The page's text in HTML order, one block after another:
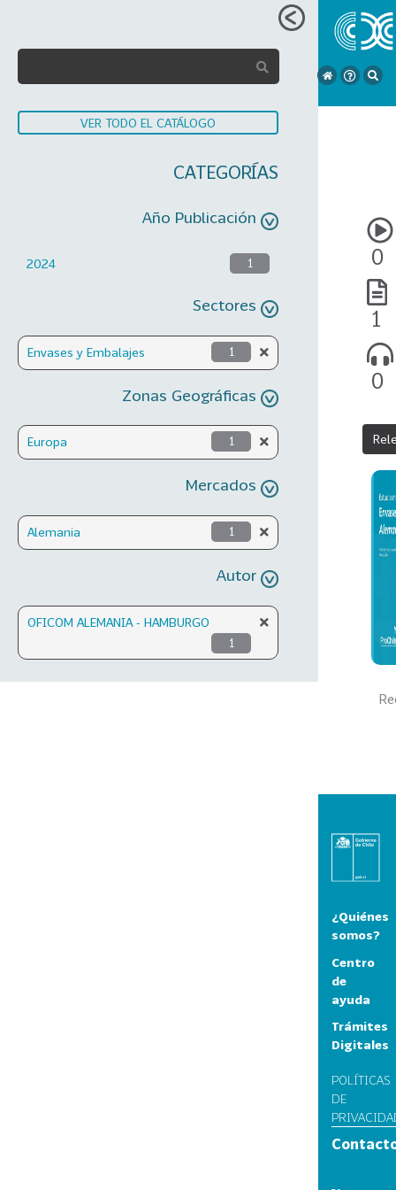
VER TODO EL CATÁLOGO
CATEGORÍAS
Año Publicación
2024 1
Sectores
Envases y Embalajes 1
Zonas Geográficas
Europa 1
Mercados
Alemania 1
Autor
OFICOM ALEMANIA - HAMBURGO
1
0
1
0
¿Quiénes
somos?
Centro
de
ayuda
Trámites
Digitales
POLÍTICAS
DE